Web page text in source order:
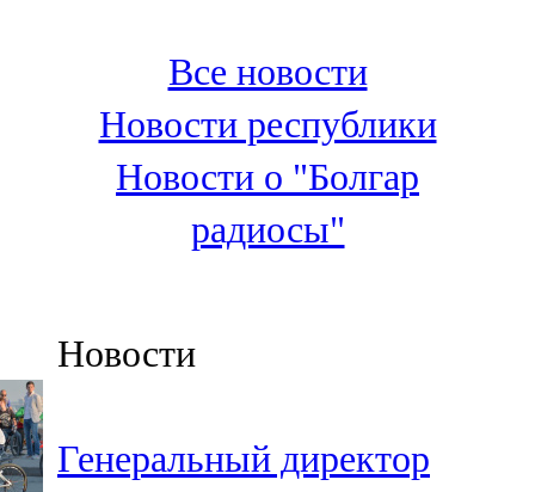
100,3 FM
Зәй
106,6 FM
Кадыбаш
105,2 FM
91,5 FM
106,1 FM
Все новости
Новости республики
Новости о "Болгар
радиосы"
Новости
Генеральный директор